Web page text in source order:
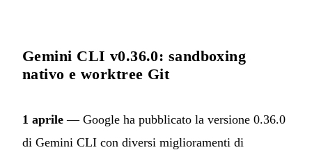
Gemini CLI v0.36.0: sandboxing
nativo e worktree Git
1 aprile — Google ha pubblicato la versione 0.36.0
di Gemini CLI con diversi miglioramenti di